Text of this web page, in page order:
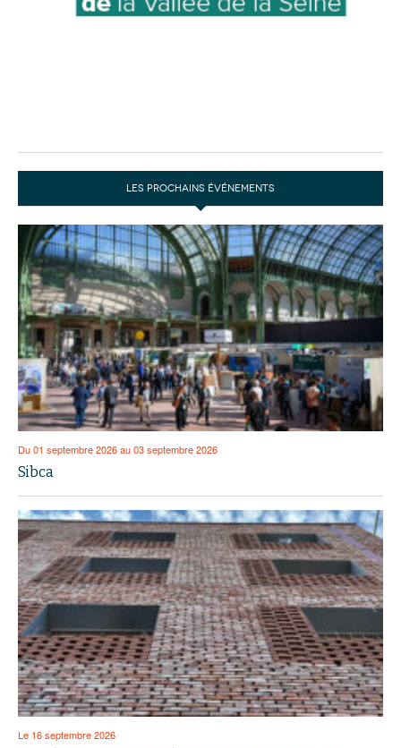
LES PROCHAINS ÉVÉNEMENTS
Du 01 septembre 2026 au 03 septembre 2026
Sibca
Le 16 septembre 2026